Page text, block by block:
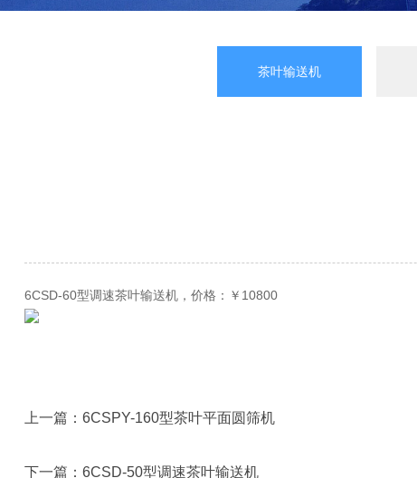
茶叶输送机
6CSD-60型调速茶叶输送机，价格：￥10800
上一篇： 6CSPY-160型茶叶平面圆筛机
下一篇： 6CSD-50型调速茶叶输送机